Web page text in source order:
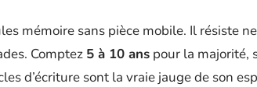
mémoire sans pièce mobile. Il résiste
Comptez 5 à 10 ans pour la majorité,
d’écriture sont la vraie jauge de son